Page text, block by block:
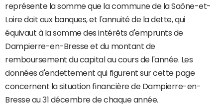
représente la somme que la commune de la Saône-et-
Loire doit aux banques, et l'annuité de la dette, qui
équivaut à la somme des intérêts d'emprunts de
Dampierre-en-Bresse et du montant de
remboursement du capital au cours de l'année. Les
données d'endettement qui figurent sur cette page
concernent la situation financière de Dampierre-en-
Bresse au 31 décembre de chaque année.